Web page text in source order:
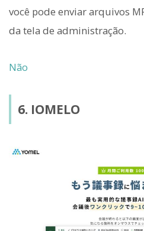
você pode enviar arquivos
da tela de administração.
Não
6. IOMELO